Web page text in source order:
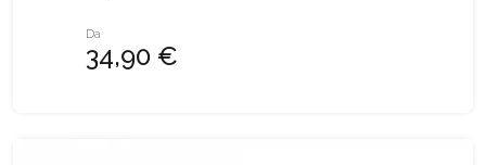
Da
34,90 €